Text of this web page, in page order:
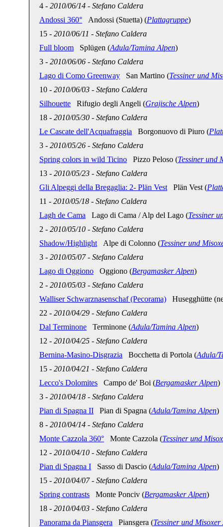
4 - 2010/06/14 - Stefano Caldera
Andossi 360° Andossi (Stuetta) (Plattagruppe)
15 - 2010/06/11 - Stefano Caldera
Full bloom Splügen (Adula/Tamina Alpen)
3 - 2010/06/06 - Stefano Caldera
Lago di Como Greenway San Martino (Tessiner und
10 - 2010/06/03 - Stefano Caldera
Silhouette Rifugio degli Angeli (Grajische Alpen)
18 - 2010/05/30 - Stefano Caldera
Le Cascate dell'Acquafraggia Borgonuovo di Piuro (
3 - 2010/05/26 - Stefano Caldera
Spring colors in wild Ticino Pizzo Peloso (Tessiner und
13 - 2010/05/23 - Stefano Caldera
Gli Alpeggi della Bregaglia: 2- Plän Vest Plän Vest (
11 - 2010/05/18 - Stefano Caldera
Lagh de Cama Lago di Cama / Alp del Lago (Tessiner
2 - 2010/05/10 - Stefano Caldera
Shadow/Highlight Alpe di Colonno (Tessiner und
3 - 2010/05/07- Stefano Caldera
Lago di Oggiono Oggiono (Bergamasker Alpen)
2 - 2010/05/03 - Stefano Caldera
Walliser Schwarznasenschaf (Pecorama) Husegghütte
22 - 2010/04/29 - Stefano Caldera
Dal Terminone Terminone (Adula/Tamina Alpen)
12 - 2010/04/25 - Stefano Caldera
Bernina-Masino-Disgrazia Bocchetta di Portola (Adula/
15 - 2010/04/21 - Stefano Caldera
Lecco's Dolomites Campo de' Boi (Bergamasker Alpen)
3 - 2010/04/18 - Stefano Caldera
Pian di Spagna II Pian di Spagna (Adula/Tamina Alpen)
8 - 2010/04/14 - Stefano Caldera
Monte Cazzola 360° Monte Cazzola (Tessiner und
12 - 2010/04/10 - Stefano Caldera
Pian di Spagna I Sasso di Dascio (Adula/Tamina Alpen)
15 - 2010/04/07- Stefano Caldera
Spring contrasts Monte Ponciv (Bergamasker Alpen)
18 - 2010/04/03 - Stefano Caldera
Panorama da Piansgera Piansgera (Tessiner und Misoxer